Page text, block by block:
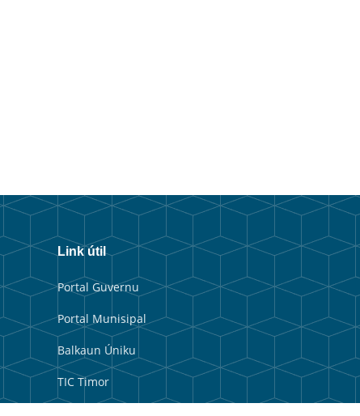
Link útil
Portal Guvernu
Portal Munisipal
Balkaun Úniku
TIC Timor